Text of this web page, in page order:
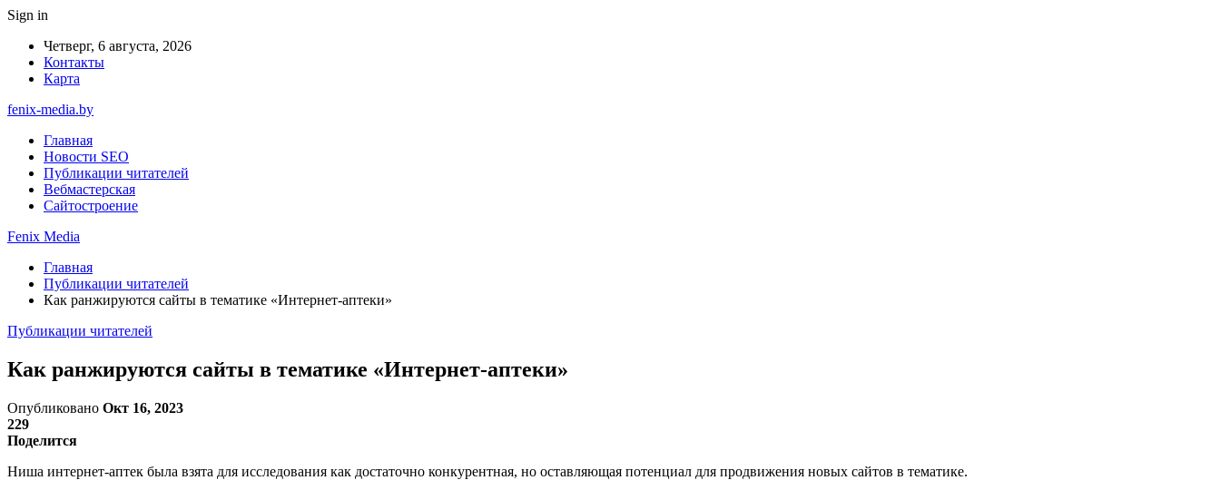
Sign in
Четверг, 6 августа, 2026
Контакты
Карта
fenix-media.by
Главная
Новости SEO
Публикации читателей
Вебмастерская
Сайтостроение
Fenix Media
Главная
Публикации читателей
Как ранжируются сайты в тематике «Интернет-аптеки»
Публикации читателей
Как ранжируются сайты в тематике «Интернет-аптеки»
Опубликовано Окт 16, 2023
229
Поделится
Ниша интернет-аптек была взята для исследования как достаточно конкурентная, но оставляющая потенциал для продвижения новых сайтов в тематике.